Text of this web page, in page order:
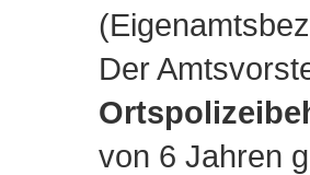
Der
von 6 Jahren